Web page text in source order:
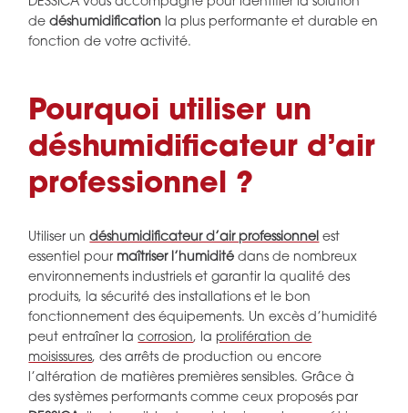
dedéshumidification la plus performante et durable en
fonction de votre activité.
Pourquoi utiliser un
déshumidificateur d’air
professionnel ?
Utiliser undéshumidificateur d’air professionnel est
essentiel pour maîtriser l’humidité dans de nombreux
environnements industriels et garantir la qualité des
produits, la sécurité des installations et le bon
fonctionnement des équipements. Un excès d’humidité
peut entraîner lacorrosion, la prolifération de
moisissures, des arrêts de production ou encore
l’altération de matières premières sensibles. Grâce à
des systèmes performants comme ceux proposés par